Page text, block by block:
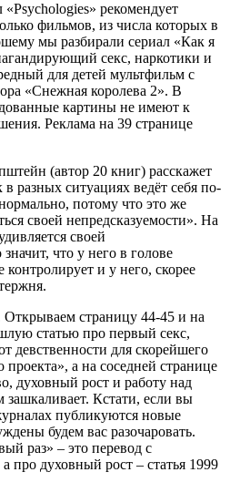
рекомендует
фильмов, из числа которых в
мы разбирали сериал «Как я
секс, наркотики и
для детей мультфильм с
«Снежная королева 2». В
картины не имеют к
Реклама на 39 странице
(автор 20 книг) расскажет
разных ситуациях ведёт себя по-
потому что это же
своей непредсказуемости». На
своей
что у него в голове
контролирует и у него, скорее
страницу 44-45 и на
статью про первый секс,
девственности для скорейшего
а на соседней странице
духовный рост и работу над
зашкаливает. Кстати, если вы
публикуются новые
будем вас разочаровать.
раз» – это перевод с
про духовный рост – статья 1999